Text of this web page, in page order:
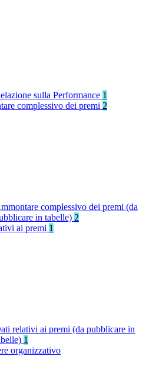
sulla Performance 1
complessivo dei premi 2
complessivo dei premi (da
in tabelle) 2
ai premi 1
relativi ai premi (da pubblicare in
1
organizzativo